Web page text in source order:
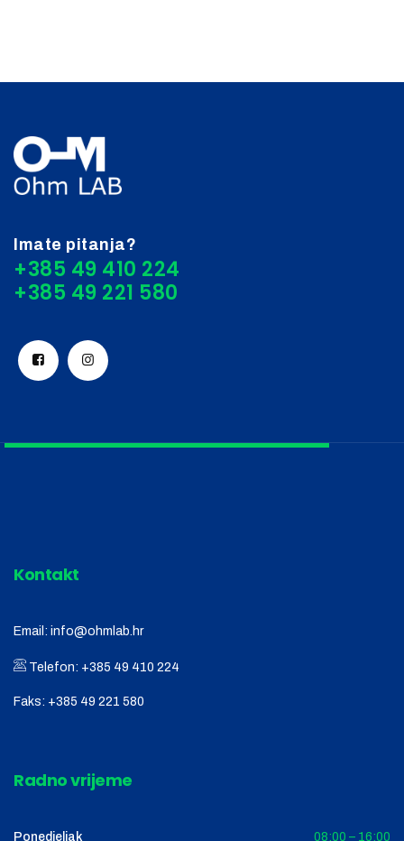
Imate pitanja?
+385 49 410 224
Kontakt
Email: info@ohmlab.hr
Telefon: +385 49 410 224
Faks: +385 49 221 580
Radno vrijeme
Ponedjeljak 08:00 – 16:00